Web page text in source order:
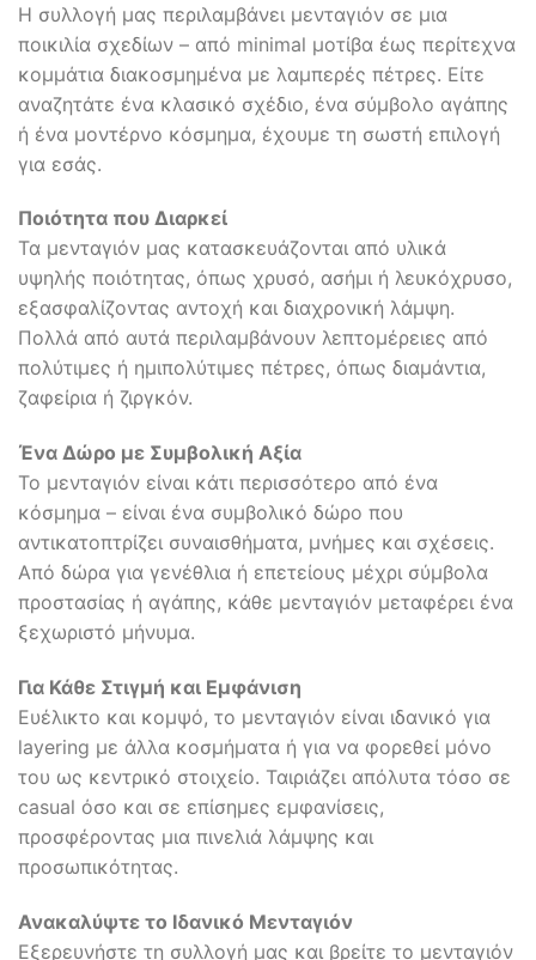
Η συλλογή μας περιλαμβάνει μενταγιόν σε μια
ποικιλία σχεδίων – από minimal μοτίβα έως περίτεχνα
κομμάτια διακοσμημένα με λαμπερές πέτρες. Είτε
αναζητάτε ένα κλασικό σχέδιο, ένα σύμβολο αγάπης
ή ένα μοντέρνο κόσμημα, έχουμε τη σωστή επιλογή
για εσάς.
Ποιότητα που Διαρκεί
Τα μενταγιόν μας κατασκευάζονται από υλικά
υψηλής ποιότητας, όπως χρυσό, ασήμι ή λευκόχρυσο,
εξασφαλίζοντας αντοχή και διαχρονική λάμψη.
Πολλά από αυτά περιλαμβάνουν λεπτομέρειες από
πολύτιμες ή ημιπολύτιμες πέτρες, όπως διαμάντια,
ζαφείρια ή ζιργκόν.
Ένα Δώρο με Συμβολική Αξία
Το μενταγιόν είναι κάτι περισσότερο από ένα
κόσμημα – είναι ένα συμβολικό δώρο που
αντικατοπτρίζει συναισθήματα, μνήμες και σχέσεις.
Από δώρα για γενέθλια ή επετείους μέχρι σύμβολα
προστασίας ή αγάπης, κάθε μενταγιόν μεταφέρει ένα
ξεχωριστό μήνυμα.
Για Κάθε Στιγμή και Εμφάνιση
Ευέλικτο και κομψό, το μενταγιόν είναι ιδανικό για
layering με άλλα κοσμήματα ή για να φορεθεί μόνο
του ως κεντρικό στοιχείο. Ταιριάζει απόλυτα τόσο σε
casual όσο και σε επίσημες εμφανίσεις,
προσφέροντας μια πινελιά λάμψης και
προσωπικότητας.
Ανακαλύψτε το Ιδανικό Μενταγιόν
Εξερευνήστε τη συλλογή μας και βρείτε το μενταγιόν